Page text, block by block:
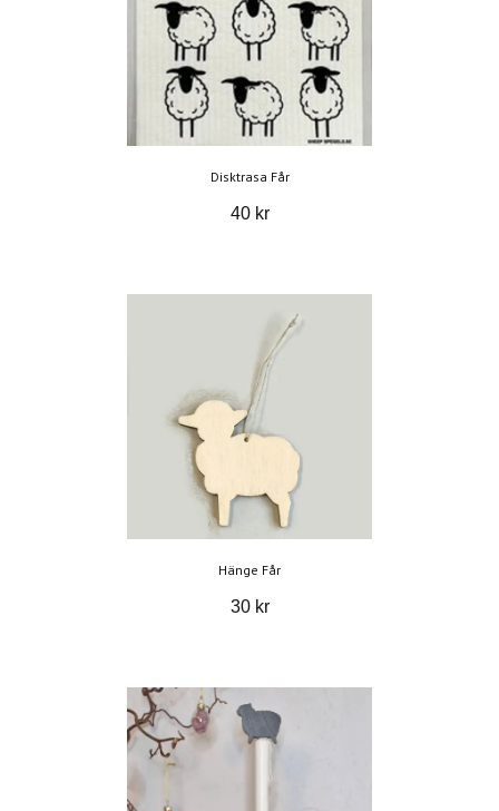
Disktrasa Får
40 kr
Hänge Får
30 kr